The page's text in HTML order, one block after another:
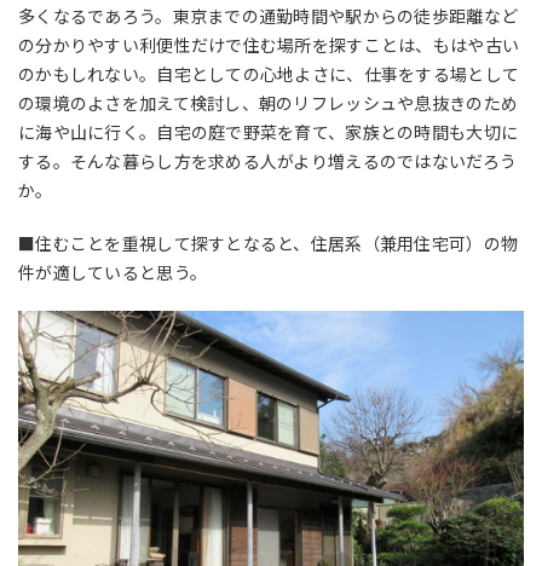
多くなるであろう。東京までの通勤時間や駅からの徒歩距離など
の分かりやすい利便性だけで住む場所を探すことは、もはや古い
のかもしれない。自宅としての心地よさに、仕事をする場として
の環境のよさを加えて検討し、朝のリフレッシュや息抜きのため
に海や山に行く。自宅の庭で野菜を育て、家族との時間も大切に
する。そんな暮らし方を求める人がより増えるのではないだろう
か。
■住むことを重視して探すとなると、住居系（兼用住宅可）の物
件が適していると思う。